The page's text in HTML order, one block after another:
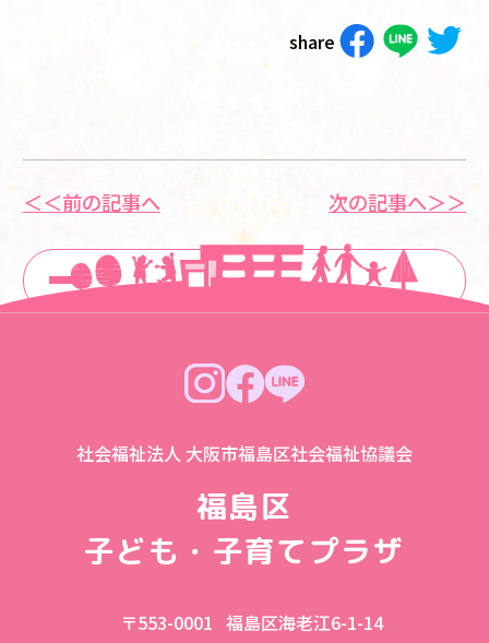
share
＜＜前の記事へ
一覧に戻る
次の記事へ＞＞
社会福祉法人 大阪市福島区社会福祉協議会
福島区
子ども・子育てプラザ
〒553-0001 福島区海老江6-1-14